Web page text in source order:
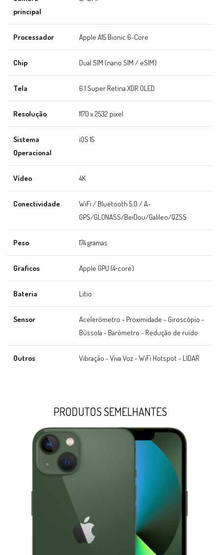
principal
Processador Apple A15 Bionic 6-Core
Chip Dual SIM (nano SIM / eSIM)
Tela 6.1 Super Retina XDR OLED
Resolução 1170 x 2532 pixel
Sistema
Operacional
iOS 15
Vídeo 4K
Conectividade
WiFi / Bluetooth 5.0 / A-
GPS/GLONASS/BeiDou/Galileo/QZSS
Peso 174 gramas
Graficos Apple GPU (4‑core)
Bateria Litio
Sensor
Acelerômetro - Proximidade - Giroscópio -
Bússola - Barômetro - Redução de ruído
Outros Vibração - Viva Voz - WiFi Hotspot - LIDAR
PRODUTOS SEMELHANTES